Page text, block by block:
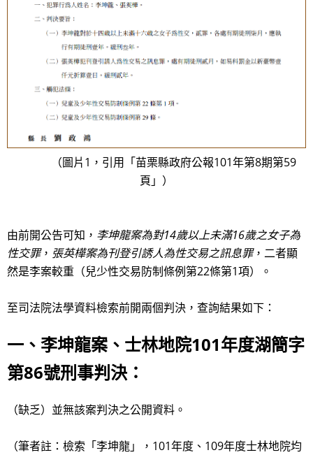
（圖片1，引用「苗栗縣政府公報101年第8期第59
頁」）
由前開公告可知， 李坤龍案為對14歲以上未滿16歲之女子為
性交罪， 張英樺案為刊登引誘人為性交易之訊息罪，二者顯
然是李案較重（兒少性交易防制條例第22條第1項）。
至司法院法學資料檢索前開兩個判決，查詢結果如下：
一、李坤龍案、士林地院101年度湖簡字
第86號刑事判決：
（缺乏）並無該案判決之公開資料。
（筆者註：檢索「李坤龍」，101年度、109年度士林地院均